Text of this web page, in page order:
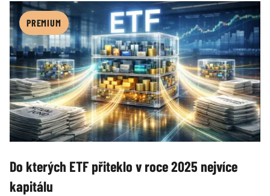
rozhoduje vývoj celého trhu, výše úspor a disciplína
než snaha porazit trh o několik desetinek procenta
ročně.
PREMIUM
Do kterých ETF přiteklo v roce 2025 nejvíce
kapitálu